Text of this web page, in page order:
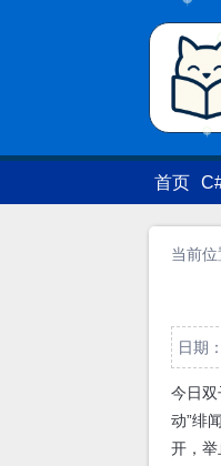
首页
当前
日期
今日
动”绯
开，